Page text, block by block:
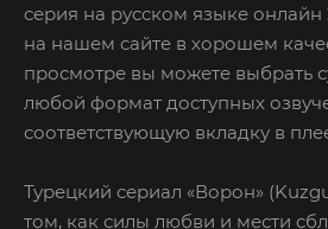
серия на русском языке онлайн
на нашем сайте в хорошем
просмотре вы можете выбрать
любой формат доступных
соответствующую вкладку в
Турецкий сериал «Ворон»
том, как силы любви и мести